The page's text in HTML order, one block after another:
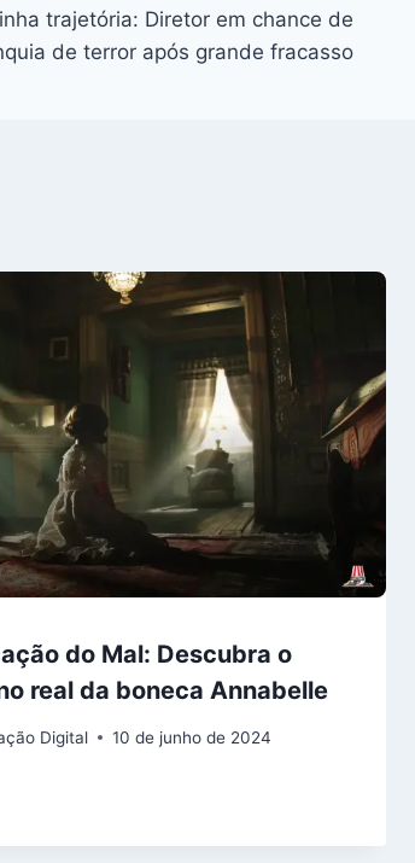
trajetória: Diretor em chance de
de terror após grande fracasso
do Mal: Descubra o
real da boneca Annabelle
Digital 10 de junho de 2024